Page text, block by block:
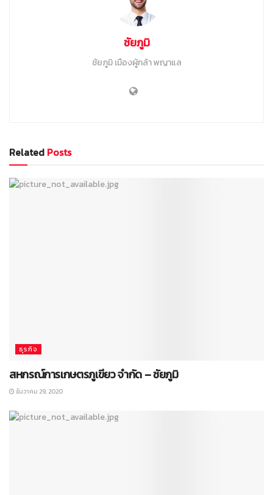
ชัยภูมิ
ชัยภูมิ เมืองผู้กล้า พญาแล
Related Posts
ธุรกิจ
สหกรณ์การเกษตรภูเขียว จำกัด – ชัยภูมิ
ธันวาคม 29, 2020